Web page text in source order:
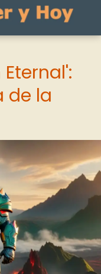
de la